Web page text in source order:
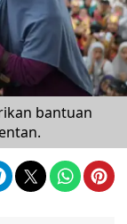
bantuan